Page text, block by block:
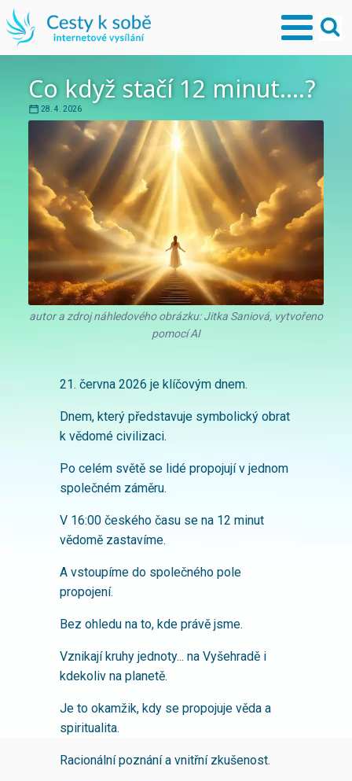
Co když stačí 12 minut....?
28. 4. 2026
autor a zdroj náhledového obrázku: Jitka Saniová, vytvořeno
pomocí AI
21. června 2026 je klíčovým dnem.
Dnem, který představuje symbolický obrat
k vědomé civilizaci.
Po celém světě se lidé propojují v jednom
společném záměru.
V 16:00 českého času se na 12 minut
vědomě zastavíme.
A vstoupíme do společného pole
propojení.
Bez ohledu na to, kde právě jsme.
Vznikají kruhy jednoty... na Vyšehradě i
kdekoliv na planetě.
Je to okamžik, kdy se propojuje věda a
spiritualita.
Racionální poznání a vnitřní zkušenost.